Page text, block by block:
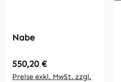
Nabe
Regulärer Preis:
550,20 €
Preise exkl. MwSt. zzgl.